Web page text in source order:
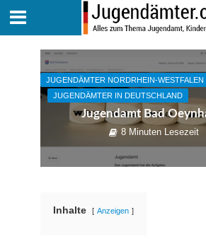
JUGENDÄMTER NORDRHEIN-WESTFALEN
JUGENDÄMTER IN DEUTSCHLAND
Jugendamt Bad
8 Minuten Lesezeit
Inhalte Anzeigen